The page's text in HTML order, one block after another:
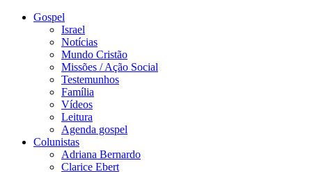
Gospel
Israel
Notícias
Mundo Cristão
Missões / Ação Social
Testemunhos
Família
Vídeos
Leitura
Agenda gospel
Colunistas
Adriana Bernardo
Clarice Ebert